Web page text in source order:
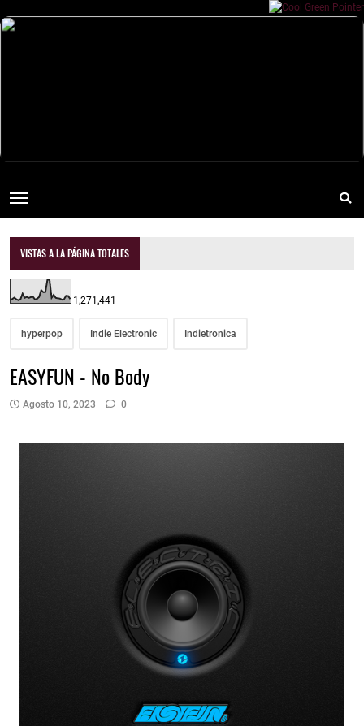
VISTAS A LA PÁGINA TOTALES
1,271,441
hyperpop Indie Electronic Indietronica
EASYFUN - No Body
Agosto 10, 2023 0